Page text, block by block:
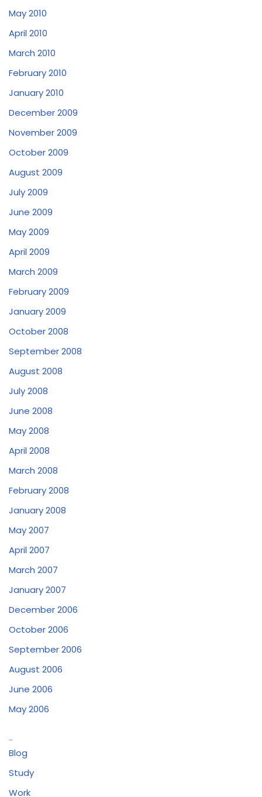
May 2010
April 2010
March 2010
February 2010
January 2010
December 2009
November 2009
October 2009
August 2009
July 2009
June 2009
May 2009
April 2009
March 2009
February 2009
January 2009
October 2008
September 2008
August 2008
July 2008
June 2008
May 2008
April 2008
March 2008
February 2008
January 2008
May 2007
April 2007
March 2007
January 2007
December 2006
October 2006
September 2006
August 2006
June 2006
May 2006
Blog
Study
Work